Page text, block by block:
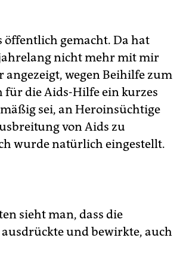
öffentlich gemacht. Da hat
nicht mehr mit mir
angezeigt, wegen Beihilfe zum
die Aids-Hilfe ein kurzes
sei, an Heroinsüchtige
von Aids zu
wurde natürlich eingestellt.
sieht man, dass die
und bewirkte, auch